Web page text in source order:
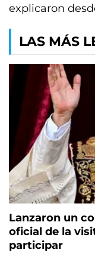
explicaron
LAS MÁS
Lanzaron un
oficial de la
participar